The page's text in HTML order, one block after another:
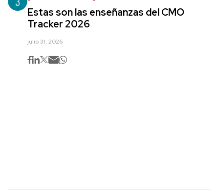
Estas son las enseñanzas del CMO
Tracker 2026
julio 31, 2026